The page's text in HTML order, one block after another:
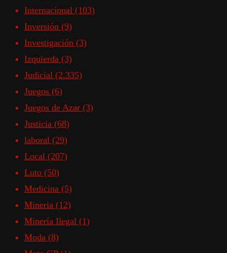
Internacional (103)
Inversión (9)
Investigación (3)
Izquierda (3)
Judicial (2.335)
Juegos (6)
Juegos de Azar (3)
Justicia (68)
laboral (29)
Local (207)
Luto (50)
Medicina (5)
Mineria (12)
Minería Ilegal (1)
Moda (8)